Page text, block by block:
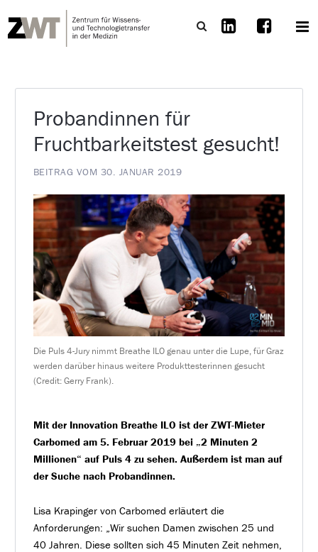
Probandinnen für
Fruchtbarkeitstest gesucht!
BEITRAG VOM 30. JANUAR 2019
Die Puls 4-Jury nimmt Breathe ILO genau unter die Lupe, für Graz
werden darüber hinaus weitere Produkttesterinnen gesucht
(Credit: Gerry Frank).
Mit der Innovation Breathe ILO ist der ZWT-Mieter
Carbomed am 5. Februar 2019 bei „2 Minuten 2
Millionen“ auf Puls 4 zu sehen. Außerdem ist man auf
der Suche nach Probandinnen.
Lisa Krapinger von Carbomed erläutert die
Anforderungen: „Wir suchen Damen zwischen 25 und
40 Jahren. Diese sollten sich 45 Minuten Zeit nehmen,